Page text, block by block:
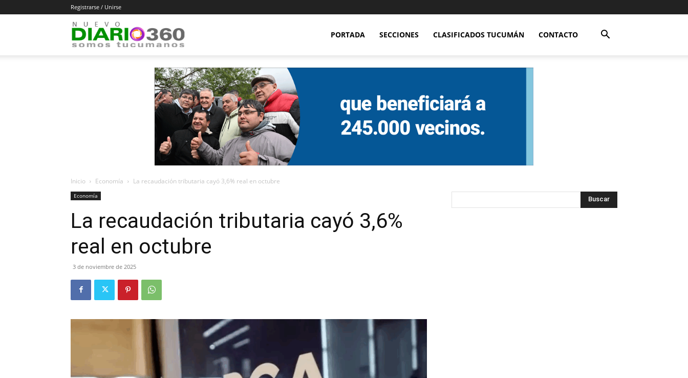
Registrarse / Unirse
Diario
360
PORTADA SECCIONES CLASIFICADOS TUCUMÁN CONTACTO
Inicio Economía La recaudación tributaria cayó 3,6% real en octubre
Economía
La recaudación tributaria cayó 3,6%
real en octubre
3 de noviembre de 2025